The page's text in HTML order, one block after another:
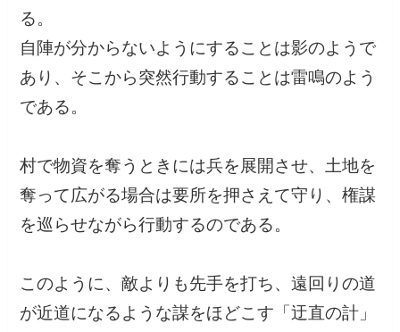
る。
自陣が分からないようにすることは影のようで
あり、そこから突然行動することは雷鳴のよう
である。
村で物資を奪うときには兵を展開させ、土地を
奪って広がる場合は要所を押さえて守り、権謀
を巡らせながら行動するのである。
このように、敵よりも先手を打ち、遠回りの道
が近道になるような謀をほどこす「迂直の計」